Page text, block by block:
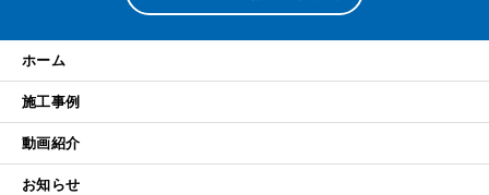
ホーム
施工事例
動画紹介
お知らせ